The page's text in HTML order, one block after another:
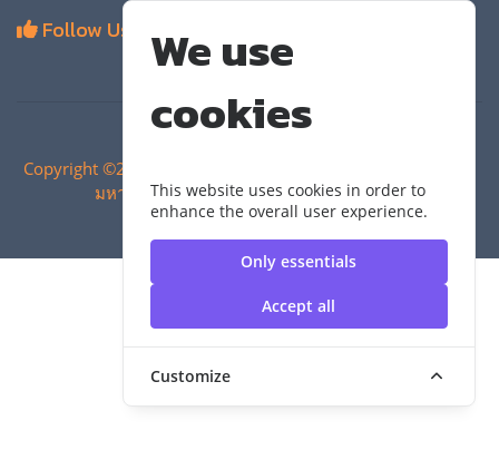
We use
cookies
This website uses cookies in order to
enhance the overall user experience.
Only essentials
Accept all
Customize
Follow Us
Copyright ©2024 สำนักวิทยบริการและเทคโนโลยีสารสนเทศ |
มหาวิทยาลัยเทคโนโลยีราชมงคลสุวรรณภูมิ